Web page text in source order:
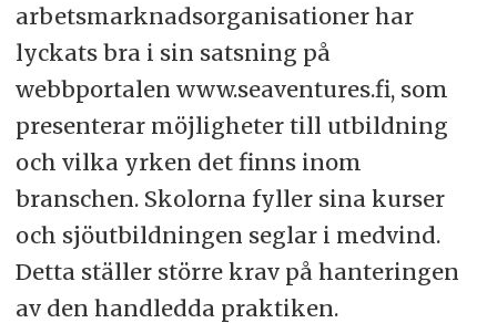
arbetsmarknadsorganisationer har
lyckats bra i sin satsning på
webbportalen www.seaventures.fi, som
presenterar möjligheter till utbildning
och vilka yrken det finns inom
branschen. Skolorna fyller sina kurser
och sjöutbildningen seglar i medvind.
Detta ställer större krav på hanteringen
av den handledda praktiken.